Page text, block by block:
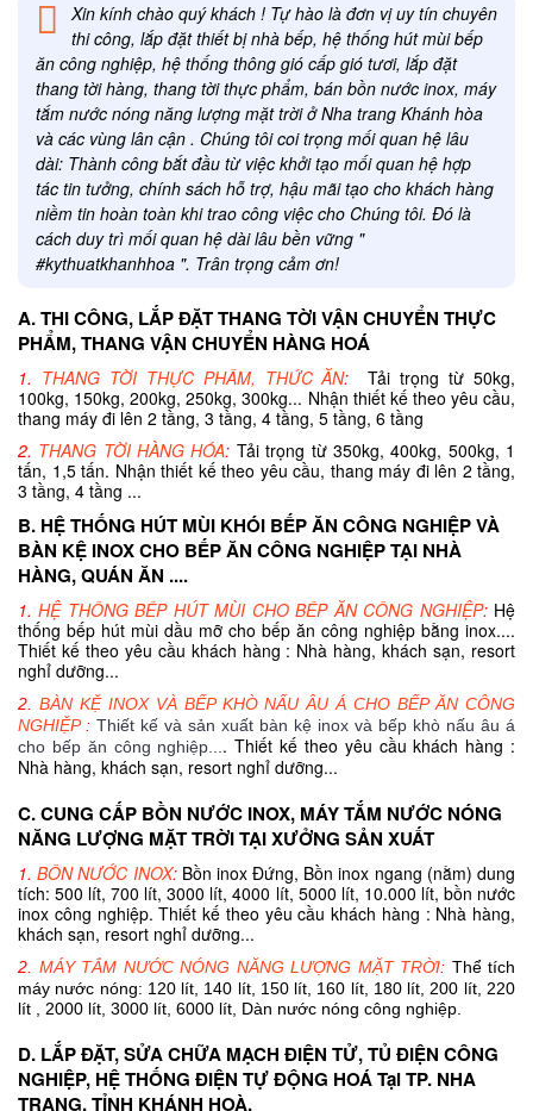
Xin kính chào quý khách ! Tự hào là đơn vị uy tín chuyên
thi công, lắp đặt thiết bị nhà bếp, hệ thống hút mùi bếp
ăn công nghiệp, hệ thống thông gió cấp gió tươi, lắp đặt
thang tời hàng, thang tời thực phẩm, bán bồn nước inox, máy
tắm nước nóng năng lượng mặt trời ở Nha trang Khánh hòa
và các vùng lân cận . Chúng tôi coi trọng mối quan hệ lâu
dài: Thành công bắt đầu từ việc khởi tạo mối quan hệ hợp
tác tin tưởng, chính sách hỗ trợ, hậu mãi tạo cho khách hàng
niềm tin hoàn toàn khi trao công việc cho Chúng tôi. Đó là
cách duy trì mối quan hệ dài lâu bền vững "
#kythuatkhanhhoa ". Trân trọng cảm ơn!
A. THI CÔNG, LẮP ĐẶT THANG TỜI VẬN CHUYỂN THỰC
PHẨM, THANG VẬN CHUYỂN HÀNG HOÁ
1. THANG TỜI THỰC PHẨM, THỨC ĂN:
Tải trọng từ 50kg,
100kg, 150kg, 200kg, 250kg, 300kg... Nhận thiết kế theo yêu cầu,
thang máy đi lên 2 tầng, 3 tầng, 4 tầng, 5 tầng, 6 tầng
2. THANG TỜI HÀNG HÓA: Tải trọng từ 350kg, 400kg, 500kg, 1
tấn, 1,5 tấn. Nhận thiết kế theo yêu cầu, thang máy đi lên 2 tầng,
3 tầng, 4 tầng ...
B. HỆ THỐNG HÚT MÙI KHÓI BẾP ĂN CÔNG NGHIỆP VÀ
BÀN KỆ INOX CHO BẾP ĂN CÔNG NGHIỆP TẠI NHÀ
HÀNG, QUÁN ĂN ....
1.HỆ THỐNG BẾP HÚT MÙI CHO BẾP ĂN CÔNG NGHIỆP: Hệ
thống bếp hút mùi dầu mỡ cho bếp ăn công nghiệp bằng inox....
Thiết kế theo yêu cầu khách hàng : Nhà hàng, khách sạn, resort
nghỉ dưỡng...
2. BÀN KỆ INOX VÀ BẾP KHÒ NẤU ÂU Á CHO BẾP ĂN CÔNG
NGHIỆP: Thiết kế và sản xuất bàn kệ inox và bếp khò nấu âu á
cho bếp ăn công nghiệp.... Thiết kế theo yêu cầu khách hàng :
Nhà hàng, khách sạn, resort nghỉ dưỡng...
C. CUNG CẤP BỒN NƯỚC INOX, MÁY TẮM NƯỚC NÓNG
NĂNG LƯỢNG MẶT TRỜI TẠI XƯỞNG SẢN XUẤT
1.BỒN NƯỚC INOX: Bồn inox Đứng, Bồn inox ngang (nằm) dung
tích: 500 lít, 700 lít, 3000 lít, 4000 lít, 5000 lít, 10.000 lít, bồn nước
inox công nghiệp. Thiết kế theo yêu cầu khách hàng : Nhà hàng,
khách sạn, resort nghỉ dưỡng...
2. MÁY TẮM NƯỚC NÓNG NĂNG LƯỢNG MẶT TRỜI: Thể tích
máy nước nóng: 120 lít, 140 lít, 150 lít, 160 lít, 180 lít, 200 lít, 220
lít , 2000 lít, 3000 lít, 6000 lít, Dàn nước nóng công nghiệp.
D. LẮP ĐẶT, SỬA CHỮA MẠCH ĐIỆN TỬ, TỦ ĐIỆN CÔNG
NGHIỆP, HỆ THỐNG ĐIỆN TỰ ĐỘNG HOÁ Tại TP. NHA
TRANG, TỈNH KHÁNH HOÀ.